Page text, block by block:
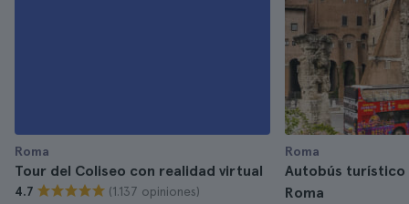
Roma
Tour del Coliseo con realidad virtual
4.7 (1.137 opiniones)
Roma
Autobús turístico
Roma